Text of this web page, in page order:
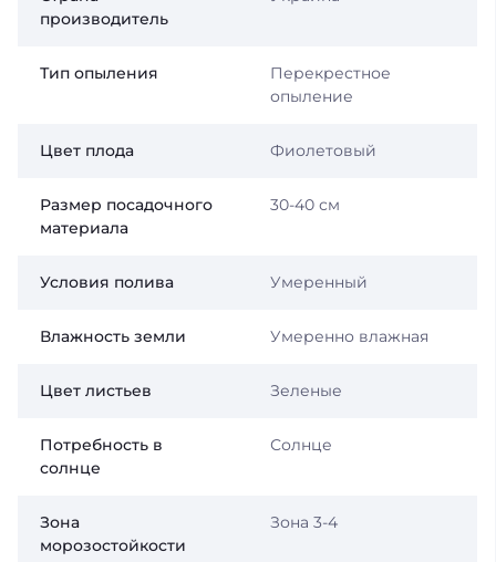
производитель
Тип опыления
Перекрестное
опыление
Цвет плода Фиолетовый
Размер посадочного
материала
30-40 см
Условия полива Умеренный
Влажность земли Умеренно влажная
Цвет листьев Зеленые
Потребность в
солнце
Солнце
Зона
морозостойкости
Зона 3-4